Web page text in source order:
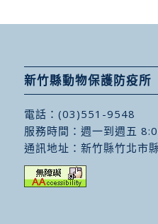
新竹縣動物保護防疫所
電話： (03)551-9548
服務時間：週一到週五
通訊地址： 新竹縣竹北市